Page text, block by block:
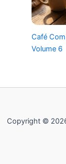
Café
Volume 6
Copyright ©